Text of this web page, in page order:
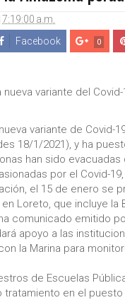
7:19:00 a.m.
Facebook 0
variante del
variante de Covid-
18/1/2021), y ha
han sido
por el Covid-
el 15 de enero se
Loreto, que incluye la
comunicado emitido
apoyo a las
la Marina para
de Escuelas
en el